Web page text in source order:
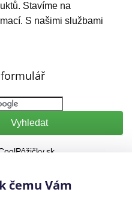
Stavíme na
S našimi službami
půjčky do 5000
čemu Vám